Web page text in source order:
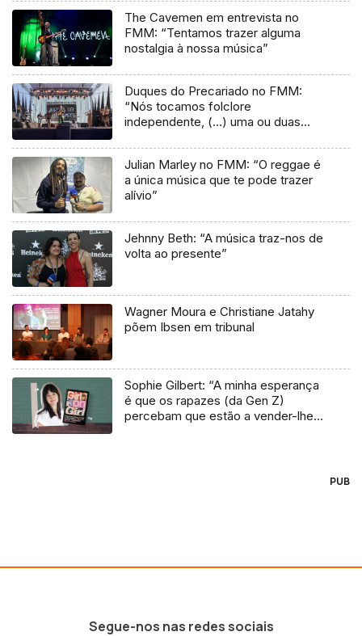
The Cavemen em entrevista no
FMM: “Tentamos trazer alguma
nostalgia à nossa música”
Duques do Precariado no FMM:
“Nós tocamos folclore
independente, (…) uma ou duas
Julian Marley no FMM: “O reggae é
a única música que te pode trazer
alívio”
Jehnny Beth: “A música traz-nos de
volta ao presente”
Wagner Moura e Christiane Jatahy
põem Ibsen em tribunal
Sophie Gilbert: “A minha esperança
é que os rapazes (da Gen Z)
percebam que estão a vender-lhes
PUB
Segue-nos nas redes sociais